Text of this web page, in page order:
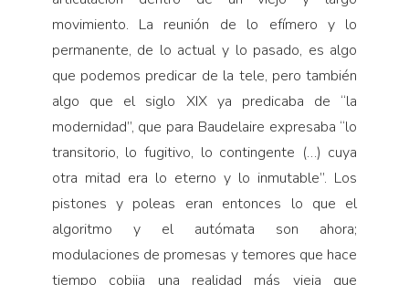
movimiento. La reunión de lo efímero y lo
permanente, de lo actual y lo pasado, es algo
que podemos predicar de la tele, pero también
algo que el siglo XIX ya predicaba de “la
modernidad”, que para Baudelaire expresaba “lo
transitorio, lo fugitivo, lo contingente (…) cuya
otra mitad era lo eterno y lo inmutable”. Los
pistones y poleas eran entonces lo que el
algoritmo y el autómata son ahora;
modulaciones de promesas y temores que hace
tiempo cobija una realidad más vieja que